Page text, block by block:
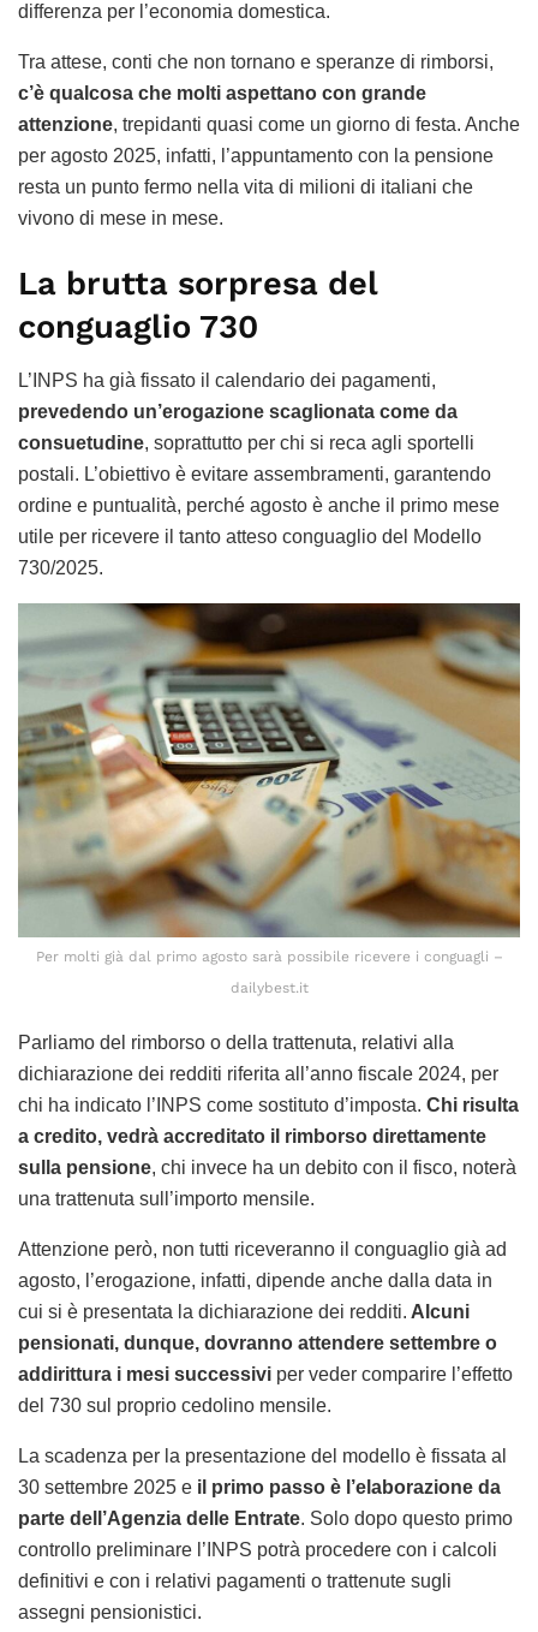
differenza per l’economia domestica.
Tra attese, conti che non tornano e speranze di rimborsi,
c’è qualcosa che molti aspettano con grande
attenzione, trepidanti quasi come un giorno di festa. Anche
per agosto 2025, infatti, l’appuntamento con la pensione
resta un punto fermo nella vita di milioni di italiani che
vivono di mese in mese.
La brutta sorpresa del
conguaglio 730
L’INPS ha già fissato il calendario dei pagamenti,
prevedendo un’erogazione scaglionata come da
consuetudine, soprattutto per chi si reca agli sportelli
postali. L’obiettivo è evitare assembramenti, garantendo
ordine e puntualità, perché agosto è anche il primo mese
utile per ricevere il tanto atteso conguaglio del Modello
730/2025.
Per molti già dal primo agosto sarà possibile ricevere i conguagli –
dailybest.it
Parliamo del rimborso o della trattenuta, relativi alla
dichiarazione dei redditi riferita all’anno fiscale 2024, per
chi ha indicato l’INPS come sostituto d’imposta. Chi risulta
a credito, vedrà accreditato il rimborso direttamente
sulla pensione, chi invece ha un debito con il fisco, noterà
una trattenuta sull’importo mensile.
Attenzione però, non tutti riceveranno il conguaglio già ad
agosto, l’erogazione, infatti, dipende anche dalla data in
cui si è presentata la dichiarazione dei redditi. Alcuni
pensionati, dunque, dovranno attendere settembre o
addirittura i mesi successivi per veder comparire l’effetto
del 730 sul proprio cedolino mensile.
La scadenza per la presentazione del modello è fissata al
30 settembre 2025 e il primo passo è l’elaborazione da
parte dell’Agenzia delle Entrate. Solo dopo questo primo
controllo preliminare l’INPS potrà procedere con i calcoli
definitivi e con i relativi pagamenti o trattenute sugli
assegni pensionistici.